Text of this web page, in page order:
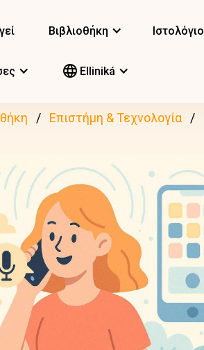
Βιβλιοθήκη Ιστολόγιο
Elliniká
Επιστήμη & Τεχνολογία